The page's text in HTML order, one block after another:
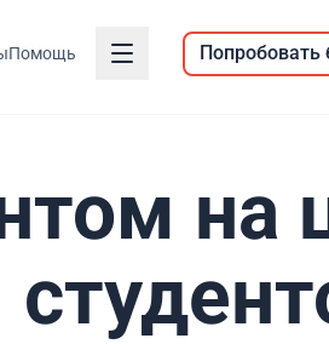
Помощь Попробовать
на